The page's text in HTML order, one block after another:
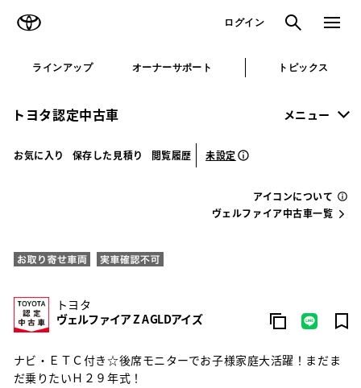
ログイン 検索 メニュ
ラインアップ オーナーサポート トピックス
トヨタ認定中古車 メニュー
お気に入り 保存した見積り 閲覧履歴 未設定
アイコンについて
ヴェルファイア中古車一覧
トヨタ
ヴェルファイア Z A GLDアイズ
ナビ・ＥＴＣ付き☆後席モニターでお子様家庭大活躍！まだま
だ乗りたいＨ２９年式！